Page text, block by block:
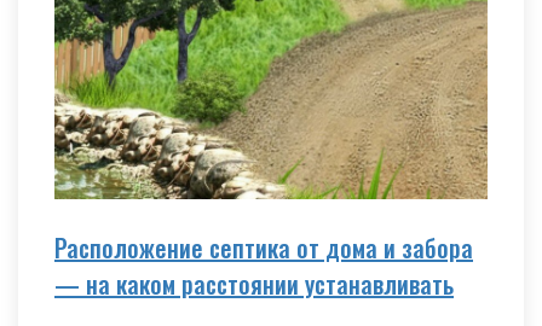
Расположение септика от дома и забора
— на каком расстоянии устанавливать